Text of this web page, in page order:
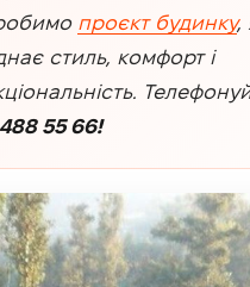
проєкт будинку,
стиль, комфорт і
55 66!